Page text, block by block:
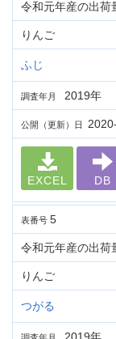
令和元年産の出荷
りんご
ふじ
調査年月 2019年
公開（更新）日
EXCEL DB
表番号 5
令和元年産の出荷
りんご
つがる